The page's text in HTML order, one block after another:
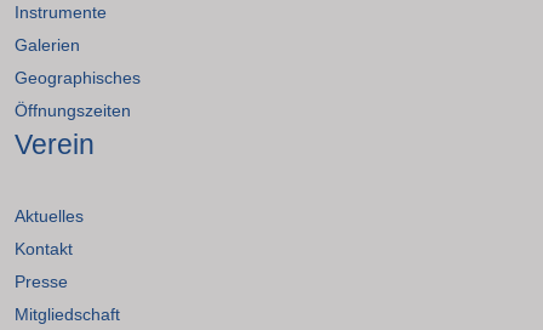
Instrumente
Galerien
Geographisches
Öffnungszeiten
Verein
Aktuelles
Kontakt
Presse
Mitgliedschaft